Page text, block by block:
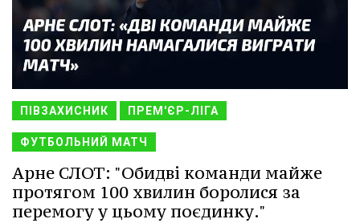
ПІВЗАХИСНИК ПРЕМ'ЄР-ЛІГА
ФУТБОЛЬНИЙ МАТЧ
Арне СЛОТ: "Обидві команди майже
протягом 100 хвилин боролися за
перемогу у цьому поєдинку."